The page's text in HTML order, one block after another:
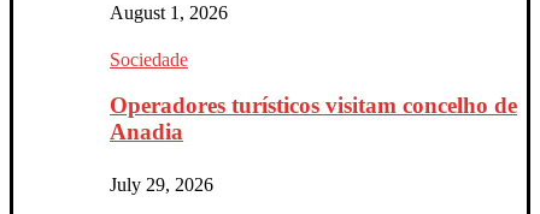
August 1, 2026
Sociedade
Operadores turísticos visitam concelho de
Anadia
July 29, 2026